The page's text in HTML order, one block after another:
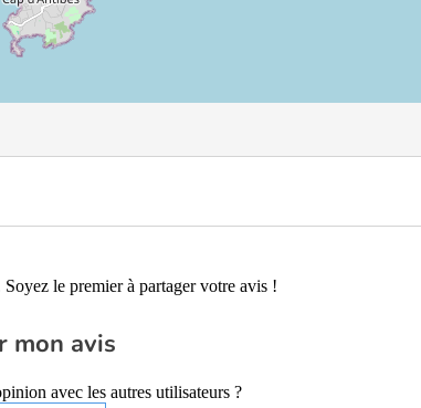
le premier à partager votre avis !
mon avis
avec les autres utilisateurs ?